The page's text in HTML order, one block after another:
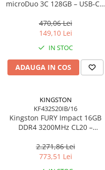
microDuo 3C 128GB – USB‑C +
Gen1, DTDUO3CG3/128GB
470,06 Lei
149,10 Lei
IN STOC
ADAUGA IN COS
KINGSTON
KF432S20IB/16
Kingston FURY Impact 16GB
DDR4 3200MHz CL20 –
2.271,86 Lei
773,51 Lei